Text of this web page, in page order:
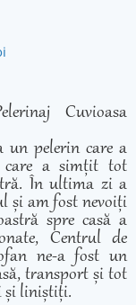
Cuvioasa
un pelerin care a
care a simțit tot
În ultima zi a
și am fost nevoiți
spre casă a
Centrul de
ne-a fost un
transport și tot
și liniștiți.